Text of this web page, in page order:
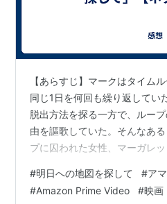
【あらすじ】マークはタイム
同じ1日を何回も繰り返してい
脱出方法を探る一方で、ルー
由を謳歌していた。そんなあ
プに囚われた女性、マーガレ
には1つ気がかりなことがあっ
トにメールが届き、そのメー
#明日への地図を探して #ア
#Amazon Prime Video #映画